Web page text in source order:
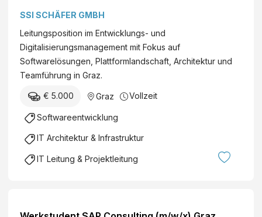
SSI SCHÄFER GMBH
Leitungsposition im Entwicklungs- und
Digitalisierungsmanagement mit Fokus auf
Softwarelösungen, Plattformlandschaft, Architektur und
Teamführung in Graz.
€ 5.000 Graz Vollzeit
Softwareentwicklung
IT Architektur & Infrastruktur
IT Leitung & Projektleitung